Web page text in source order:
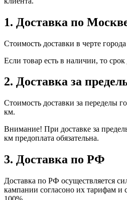
1. Доставка по
Стоимость доставки в черте
Если товар есть в наличии, то
2. Доставка за
Стоимость доставки за переделы
км.
Внимание! При доставке за
км предоплата обязательна.
3. Доставка по РФ
Доставка по РФ осуществляется
кампании согласоно их тарифам и